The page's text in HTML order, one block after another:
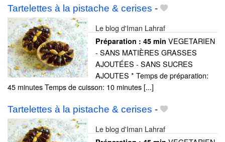
Tartelettes à la pistache & cerises -
Le blog d'Iman Lahraf
Préparation : 45 min VEGETARIEN
- SANS MATIÈRES GRASSES
AJOUTÉES - SANS SUCRES
AJOUTES * Temps de préparation:
45 minutes Temps de cuisson: 10 minutes [...]
Tartelettes à la pistache & cerises -
Le blog d'Iman Lahraf